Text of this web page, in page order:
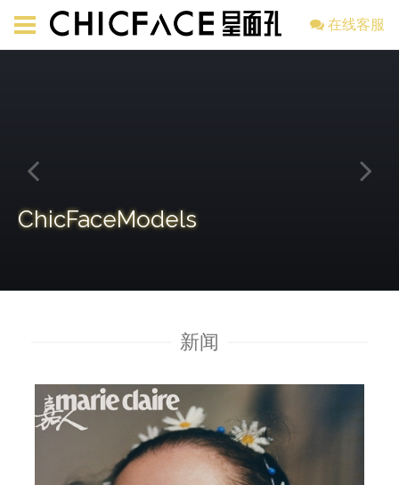
在线客服
ChicFaceModels
新闻